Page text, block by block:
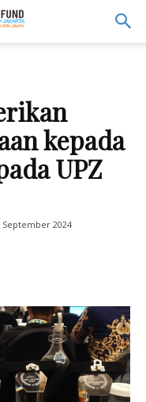
kepada
UPZ
September 2024